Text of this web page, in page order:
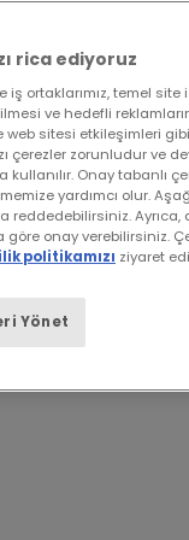
ve
parçalar,
rica ediyoruz
iş ortaklarımız, temel
ve hedefli
web sitesi etkileşimleri
çerezler zorunludur ve
kullanılır. Onay tabanlı
yardımcı olur.
reddedebilirsiniz. Ayrıca,
göre onay verebilirsiniz.
politikamızı ziyaret
Yönet